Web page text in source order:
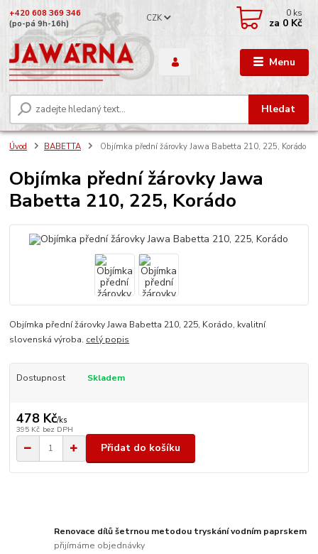
Menu
CZK
Hledat
+420 608 369 346
(po-pá 9h-16h)
0 ks
za 0 Kč
Úvod BABETTA Objímka přední žárovky Jawa Babetta 210, 225, Korádo
Objímka přední žárovky Jawa
Babetta 210, 225, Korádo
Objímka přední žárovky Jawa Babetta 210, 225, Korádo, kvalitní
slovenská výroba. celý popis
Dostupnost Skladem
478 Kč/ks
395 Kč bez DPH
Přidat do košíku
Renovace dílů šetrnou metodou tryskání vodním paprskem
přijímáme objednávky